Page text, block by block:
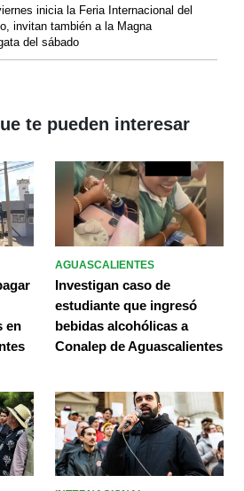
inicia la Feria Internacional del
invitan también a la Magna
del sábado
te pueden interesar
en
AGUASCALIENTES
Investigan caso de
estudiante que ingresó
bebidas alcohólicas a
Conalep de Aguascalientes